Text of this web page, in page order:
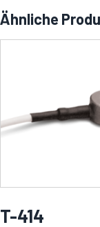
Ähnliche
T-414